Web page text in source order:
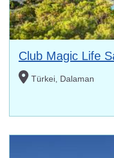
Club Magic Life
Türkei, Dalaman